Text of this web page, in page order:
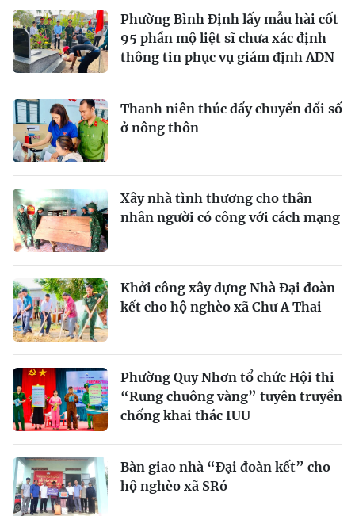
Phường Bình Định lấy mẫu hài cốt
95 phần mộ liệt sĩ chưa xác định
thông tin phục vụ giám định ADN
Thanh niên thúc đẩy chuyển đổi số
ở nông thôn
Xây nhà tình thương cho thân
nhân người có công với cách mạng
Khởi công xây dựng Nhà Đại đoàn
kết cho hộ nghèo xã Chư A Thai
Phường Quy Nhơn tổ chức Hội thi
“Rung chuông vàng” tuyên truyền
chống khai thác IUU
Bàn giao nhà “Đại đoàn kết” cho
hộ nghèo xã SRó